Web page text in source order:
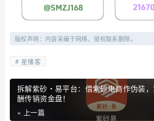
版权声明：内容采编于网络，侵权联系删除。
星播客
拆解紫砂・易平台：借紫砂电商作伪装
酬传销资金盘！
« 上一篇